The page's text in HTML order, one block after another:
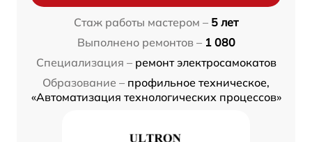
Стаж работы мастером – 5 лет
Выполнено ремонтов – 1 080
Специализация – ремонт электросамокатов
Образование – профильное техническое,
«Автоматизация технологических процессов»